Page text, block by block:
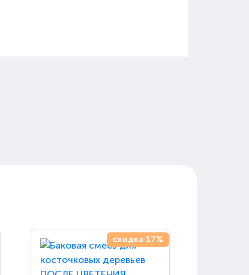
скидка 17%